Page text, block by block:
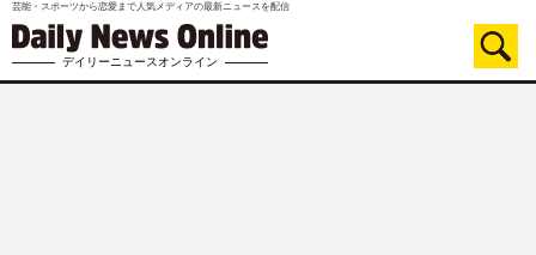
芸能・スポーツから恋愛まで人気メディアの最新ニュースを配信
デイリーニュースオンライン